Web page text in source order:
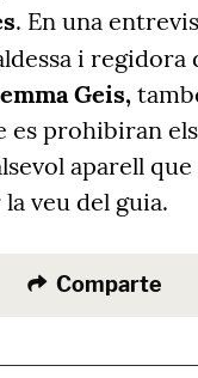
. En una
i
Geis,
es prohibiran
aparell
veu del guia.
Comparte